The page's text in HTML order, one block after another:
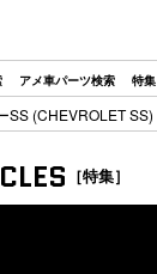
アメ車パーツ検索 特集
SS (CHEVROLET SS)
［特集］